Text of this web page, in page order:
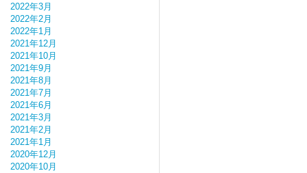
2022年3月
2022年2月
2022年1月
2021年12月
2021年10月
2021年9月
2021年8月
2021年7月
2021年6月
2021年3月
2021年2月
2021年1月
2020年12月
2020年10月